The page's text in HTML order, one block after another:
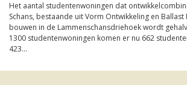
Het aantal studentenwoningen dat
Schans, bestaande uit Vorm Ontwikkeling en
bouwen in de Lammenschansdriehoek wordt
1300 studentenwoningen komen er nu 662
423...